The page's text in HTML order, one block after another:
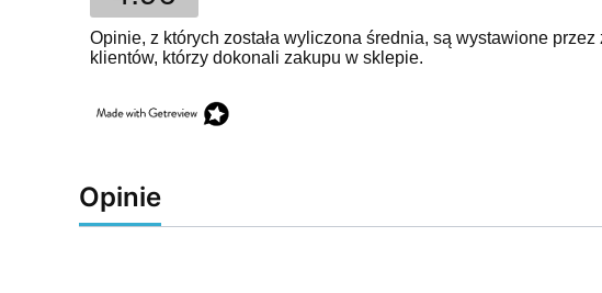
Opinie, z których została wyliczona średnia, są wystawione
klientów, którzy dokonali zakupu w sklepie.
Opinie